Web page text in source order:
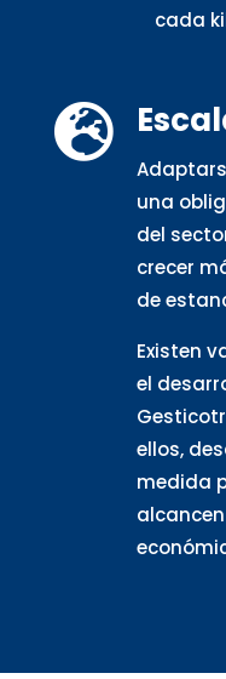
cada

una
del
crecer
de
Existen
el
ellos,
medida